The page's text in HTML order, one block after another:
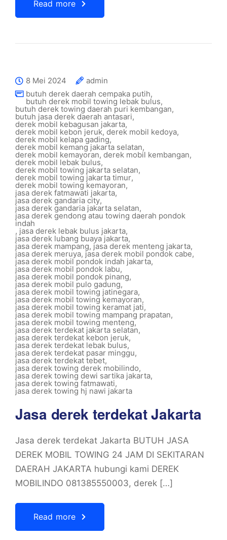
Read more
8 Mei 2024
admin
butuh derek daerah cempaka putih,
butuh derek mobil towing lebak bulus,
butuh derek towing daerah puri kembangan,
butuh jasa derek daerah antasari,
derek mobil kebagusan jakarta,
derek mobil kebon jeruk, derek mobil kedoya,
derek mobil kelapa gading,
derek mobil kemang jakarta selatan,
derek mobil kemayoran, derek mobil kembangan,
derek mobil lebak bulus,
derek mobil towing jakarta selatan,
derek mobil towing jakarta timur,
derek mobil towing kemayoran,
jasa derek fatmawati jakarta,
jasa derek gandaria city,
jasa derek gandaria jakarta selatan,
jasa derek gendong atau towing daerah pondok
indah
, jasa derek lebak bulus jakarta,
jasa derek lubang buaya jakarta,
jasa derek mampang, jasa derek menteng jakarta,
jasa derek meruya, jasa derek mobil pondok cabe,
jasa derek mobil pondok indah jakarta,
jasa derek mobil pondok labu,
jasa derek mobil pondok pinang,
jasa derek mobil pulo gadung,
jasa derek mobil towing jatinegara,
jasa derek mobil towing kemayoran,
jasa derek mobil towing keramat jati,
jasa derek mobil towing mampang prapatan,
jasa derek mobil towing menteng,
jasa derek terdekat jakarta selatan,
jasa derek terdekat kebon jeruk,
jasa derek terdekat lebak bulus,
jasa derek terdekat pasar minggu,
jasa derek terdekat tebet,
jasa derek towing derek mobilindo,
jasa derek towing dewi sartika jakarta,
jasa derek towing fatmawati,
jasa derek towing hj nawi jakarta
Jasa derek terdekat Jakarta
Jasa derek terdekat Jakarta BUTUH JASA
DEREK MOBIL TOWING 24 JAM DI SEKITARAN
DAERAH JAKARTA hubungi kami DEREK
MOBILINDO 081385550003, derek […]
Read more